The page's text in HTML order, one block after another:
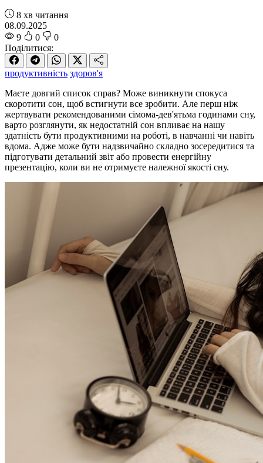
8 хв читання
08.09.2025
9
0
0
Поділитися:
продуктивність здоров'я
Маєте довгий список справ? Може виникнути спокуса
скоротити сон, щоб встигнути все зробити. Але перш ніж
жертвувати рекомендованими сімома-дев'ятьма годинами сну,
варто розглянути, як недостатній сон впливає на нашу
здатність бути продуктивними на роботі, в навчанні чи навіть
вдома. Адже може бути надзвичайно складно зосередитися та
підготувати детальний звіт або провести енергійну
презентацію, коли ви не отримуєте належної якості сну.